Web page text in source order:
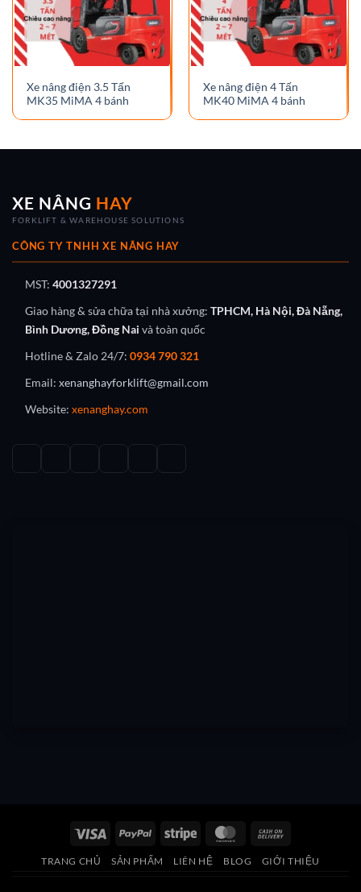
Xe nâng điện 3.5 Tấn
MK35 MiMA 4 bánh
Xe nâng điện 4 Tấn
MK40 MiMA 4 bánh
XE NÂNG HAY
FORKLIFT & WAREHOUSE SOLUTIONS
CÔNG TY TNHH XE NÂNG HAY
MST: 4001327291
Giao hàng & sửa chữa tại nhà xưởng: TPHCM, Hà Nội, Đà Nẵng,
Bình Dương, Đồng Nai và toàn quốc
Hotline & Zalo 24/7: 0934 790 321
Email: xenanghayforklift@gmail.com
Website: xenanghay.com
Visa PayPal Stripe MasterCard
Delivery
TRANG CHỦ SẢN PHẨM LIÊN HỆ BLOG GIỚI THIỆU